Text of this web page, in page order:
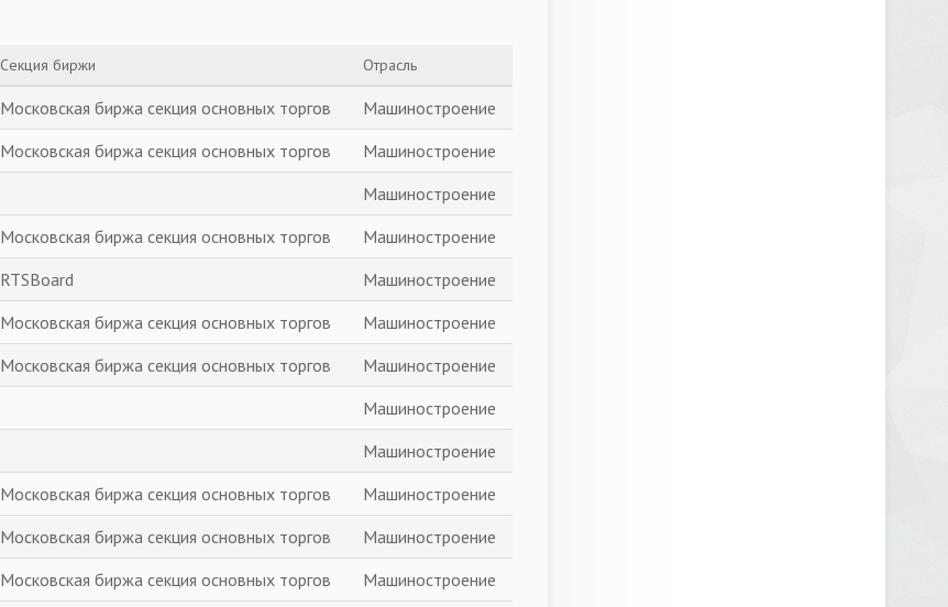
Секция биржи Отрасль
Московская биржа секция основных торгов
Машиностроение
Московская биржа секция основных торгов
Машиностроение
Машиностроение
Московская биржа секция основных торгов
Машиностроение
RTSBoard
Машиностроение
Московская биржа секция основных торгов
Машиностроение
Московская биржа секция основных торгов
Машиностроение
Машиностроение
Машиностроение
Московская биржа секция основных торгов
Машиностроение
Московская биржа секция основных торгов
Машиностроение
Московская биржа секция основных торгов
Машиностроение